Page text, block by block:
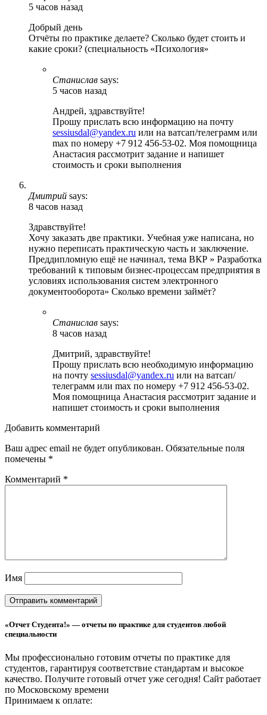
5 часов назад
Добрый день
Отчёты по практике делаете? Сколько будет стоить и
какие сроки? (специальность «Психология»
Станислав says:
5 часов назад
Андрей, здравствуйте!
Прошу прислать всю информацию на почту
sessiusdal@yandex.ru или на ватсап/телеграмм или
max по номеру +7 912 456-53-02. Моя помощница
Анастасия рассмотрит задание и напишет
стоимость и сроки выполнения
Дмитрий says:
8 часов назад
Здравствуйте!
Хочу заказать две практики. Учебная уже написана, но
нужно переписать практическую часть и заключение.
Преддипломную ещё не начинал, тема ВКР » Разработка
требований к типовым бизнес-процессам предприятия в
условиях использования систем электронного
документооборота» Сколько времени займёт?
Станислав says:
8 часов назад
Дмитрий, здравствуйте!
Прошу прислать всю необходимую информацию
на почту sessiusdal@yandex.ru или на ватсап/
телеграмм или max по номеру +7 912 456-53-02.
Моя помощница Анастасия рассмотрит задание и
напишет стоимость и сроки выполнения
Добавить комментарий
Ваш адрес email не будет опубликован. Обязательные поля
помечены *
Комментарий *
Имя
«Отчет Студента!» — отчеты по практике для студентов любой
специальности
Мы профессионально готовим отчеты по практике для
студентов, гарантируя соответствие стандартам и высокое
качество. Получите готовый отчет уже сегодня! Сайт работает
по Московскому времени
Принимаем к оплате: